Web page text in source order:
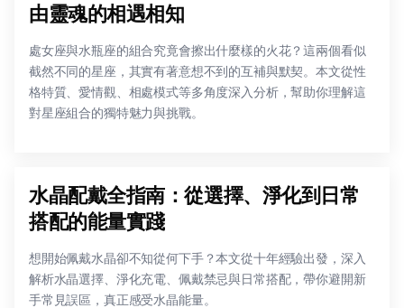
由靈魂的相遇相知
處女座與水瓶座的組合究竟會擦出什麼樣的火花？這兩個看似
截然不同的星座，其實有著意想不到的互補與默契。本文從性
格特質、愛情觀、相處模式等多角度深入分析，幫助你理解這
對星座組合的獨特魅力與挑戰。
水晶配戴全指南：從選擇、淨化到日常
搭配的能量實踐
想開始佩戴水晶卻不知從何下手？本文從十年經驗出發，深入
解析水晶選擇、淨化充電、佩戴禁忌與日常搭配，帶你避開新
手常見誤區，真正感受水晶能量。